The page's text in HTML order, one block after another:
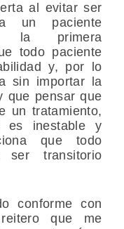
al evitar ser
un paciente
la primera
todo paciente
y, por lo
sin importar la
que pensar que
un tratamiento,
es inestable y
que todo
ser transitorio
conforme con
que me